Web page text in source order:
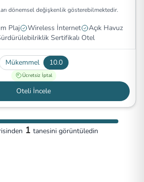
dönemsel değişkenlik gösterebilmektedir.
Plaj Wireless İnternet
Açık Havuz
Sertifikalı Otel
Mükemmel 10.0
Ücretsiz İptal
Oteli İncele
1 tanesini görüntüledin